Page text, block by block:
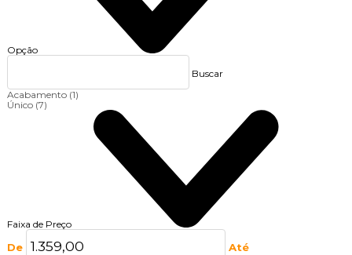
Opção
Buscar
Acabamento (1)
Único (7)
Faixa de Preço
De Até